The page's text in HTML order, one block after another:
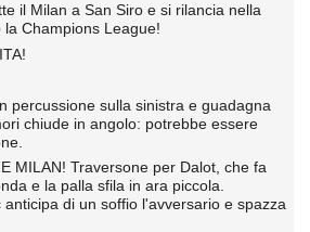
il Milan a San Siro e si rilancia nella
la Champions League!
percussione sulla sinistra e guadagna
chiude in angolo: potrebbe essere
MILAN! Traversone per Dalot, che fa
e la palla sfila in ara piccola.
anticipa di un soffio l'avversario e spazza